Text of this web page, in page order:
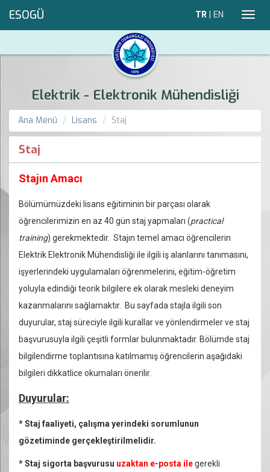
ESOGÜ TR | EN
Elektrik - Elektronik Mühendisliği
Ana Menü Lisans Staj
Staj
Stajın Amacı
Bölümümüzdeki lisans eğitiminin bir parçası olarak
öğrencilerimizin en az 40 gün staj yapmaları (practical
training) gerekmektedir. Stajın temel amacı öğrencilerin
Elektrik Elektronik Mühendisliği ile ilgili iş alanlarını tanımasını,
işyerlerindeki uygulamaları öğrenmelerini, eğitim-öğretim
yoluyla edindiği teorik bilgilere ek olarak mesleki deneyim
kazanmalarını sağlamaktır. Bu sayfada stajla ilgili son
duyurular, staj süreciyle ilgili kurallar ve yönlendirmeler ve staj
başvurusuyla ilgili çeşitli formlar bulunmaktadır. Bölümde staj
bilgilendirme toplantısına katılmamış öğrencilerin aşağıdaki
bilgileri dikkatlice okumaları önerilir.
Duyurular:
*Staj faaliyeti, çalışma yerindeki sorumlunun
gözetiminde gerçekleştirilmelidir.
* Staj sigorta başvurusu uzaktan e-posta ilegerekli